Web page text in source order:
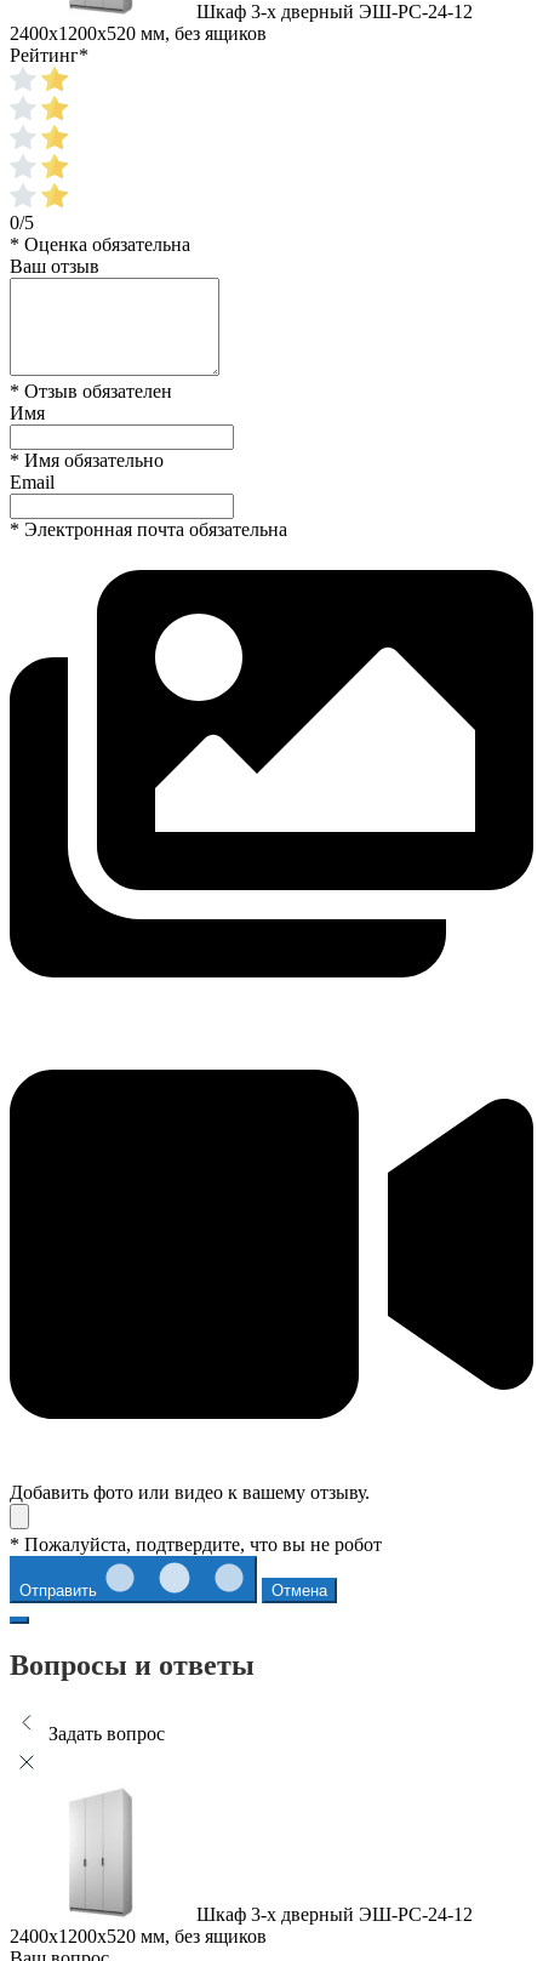
Шкаф 3-х дверный ЭШ-РС-24-12
2400x1200x520 мм, без ящиков
Рейтинг*
0/5
* Оценка обязательна
Ваш отзыв
* Отзыв обязателен
Имя
* Имя обязательно
Email
* Электронная почта обязательна
Добавить фото или видео к вашему отзыву.
* Пожалуйста, подтвердите, что вы не робот
Отправить Отмена
Вопросы и ответы
Задать вопрос
Шкаф 3-х дверный ЭШ-РС-24-12
2400x1200x520 мм, без ящиков